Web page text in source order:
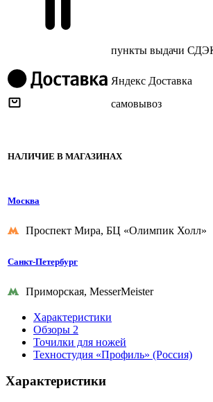
пункты выдачи
Яндекс Доставка
самовывоз
НАЛИЧИЕ В МАГАЗИНАХ
Москва
Проспект Мира, БЦ «Олимпик Холл»
Санкт-Петербург
Приморская, MesserMeister
Характеристики
Обзоры 2
Точилки для ножей
Техностудия «Профиль» (Россия)
Характеристики